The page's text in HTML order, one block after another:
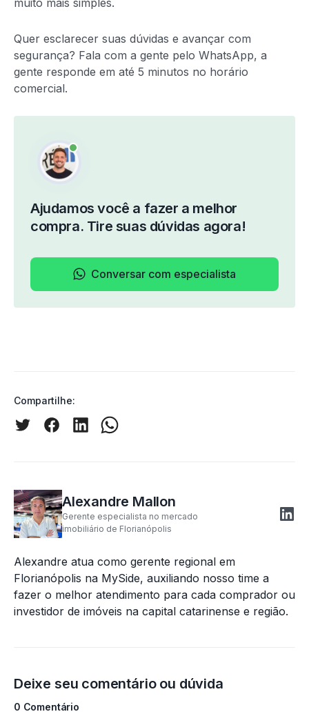
Quer esclarecer suas dúvidas e avançar com
segurança? Fala com a gente pelo WhatsApp, a
gente responde em até 5 minutos no horário
comercial.
Ajudamos você a fazer a melhor
compra. Tire suas dúvidas agora!
Conversar com especialista
Compartilhe:
Alexandre Mallon
Gerente especialista no mercado
imobiliário de Florianópolis
Alexandre atua como gerente regional em
Florianópolis na MySide, auxiliando nosso time a
fazer o melhor atendimento para cada comprador ou
investidor de imóveis na capital catarinense e região.
Deixe seu comentário ou dúvida
0 Comentário